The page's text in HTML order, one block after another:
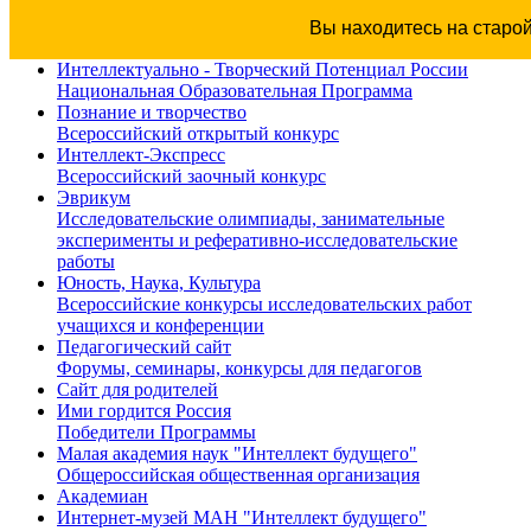
Вы находитесь на
Интеллектуально - Творческий Потенциал России
Национальная Образовательная Программа
Познание и творчество
Всероссийский открытый конкурс
Интеллект-Экспресс
Всероссийский заочный конкурс
Эврикум
Исследовательские олимпиады, занимательные
эксперименты и реферативно-исследовательские
работы
Юность, Наука, Культура
Всероссийские конкурсы исследовательских работ
учащихся и конференции
Педагогический сайт
Форумы, семинары, конкурсы для педагогов
Сайт для родителей
Ими гордится Россия
Победители Программы
Малая академия наук "Интеллект будущего"
Общероссийская общественная организация
Академиан
Интернет-музей МАН "Интеллект будущего"